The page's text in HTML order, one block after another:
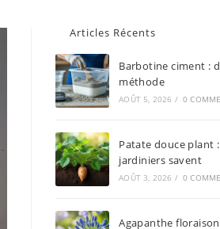
Articles Récents
Barbotine ciment :
méthode
AOÛT 5, 2026 / 0
Patate douce plant
jardiniers savent
AOÛT 3, 2026 / 0
Agapanthe